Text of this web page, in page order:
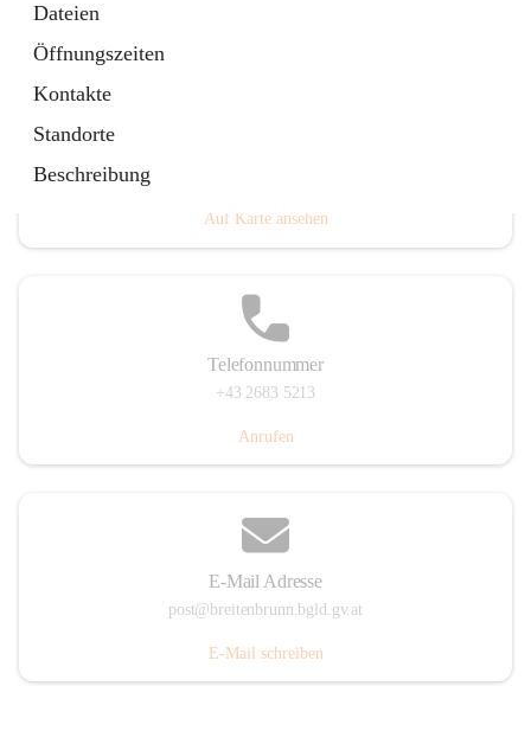
Dateien
Öffnungszeiten
Kontakte
Standorte
Beschreibung
Auf Karte ansehen
Telefonnummer
+43 2683 5213
Anrufen
E-Mail Adresse
post@breitenbrunn.bgld.gv.at
E-Mail schreiben